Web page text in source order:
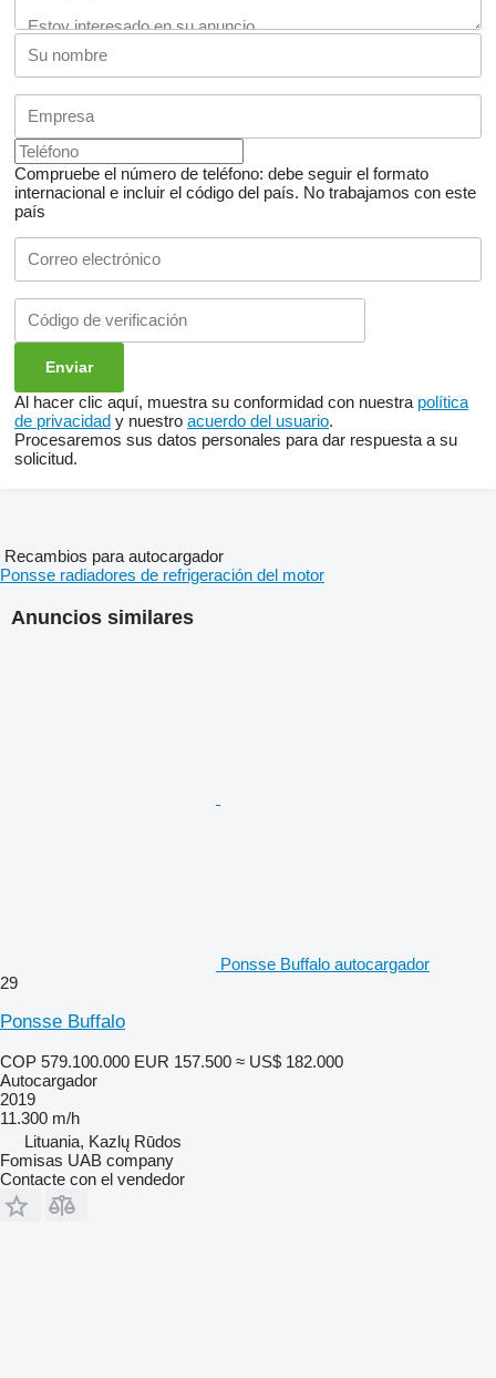
Compruebe el número de teléfono: debe seguir el formato
internacional e incluir el código del país. No trabajamos con este
país
Al hacer clic aquí, muestra su conformidad con nuestra política
de privacidad y nuestro acuerdo del usuario.
Procesaremos sus datos personales para dar respuesta a su
solicitud.
Anuncios similares
Ponsse Buffalo autocargador
29
Ponsse Buffalo
COP 579.100.000 EUR 157.500 ≈ US$ 182.000
Autocargador
2019
11.300 m/h
Lituania, Kazlų Rūdos
Fomisas UAB company
Contacte con el vendedor
Recambios para autocargador
Ponsse radiadores de refrigeración del motor